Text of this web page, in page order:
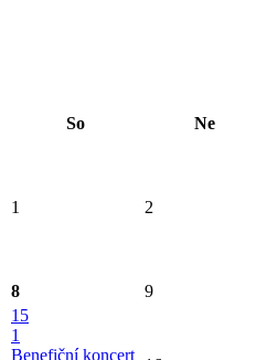
So Ne
1 2
8 9
15
1
Benefiční koncert